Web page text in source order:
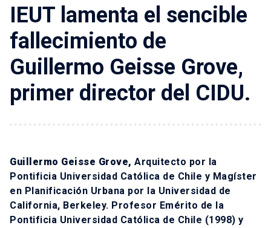
FACULTAD DE ARQUITECTURA, DISEÑO Y ESTUDIOS URBANOS
IEUT lamenta el sencible
fallecimiento de
Guillermo Geisse Grove,
primer director del CIDU.
Guillermo Geisse Grove, Arquitecto por la
Pontificia Universidad Católica de Chile y Magíster
en Planificación Urbana por la Universidad de
California, Berkeley. Profesor Emérito de la
Pontificia Universidad Católica de Chile (1998) y